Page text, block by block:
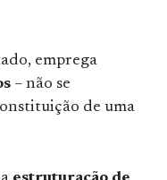
emprega
– não se
de uma